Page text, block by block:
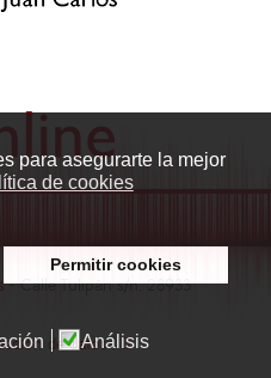
para asegurarte la mejor
de cookies
Permitir cookies
Análisis
- Calle Tulipán s/n. 28933
de datos|